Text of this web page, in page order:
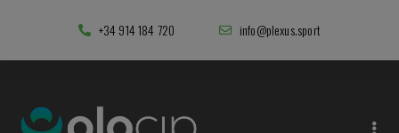
+34 914 184 720 info@plexus.sport